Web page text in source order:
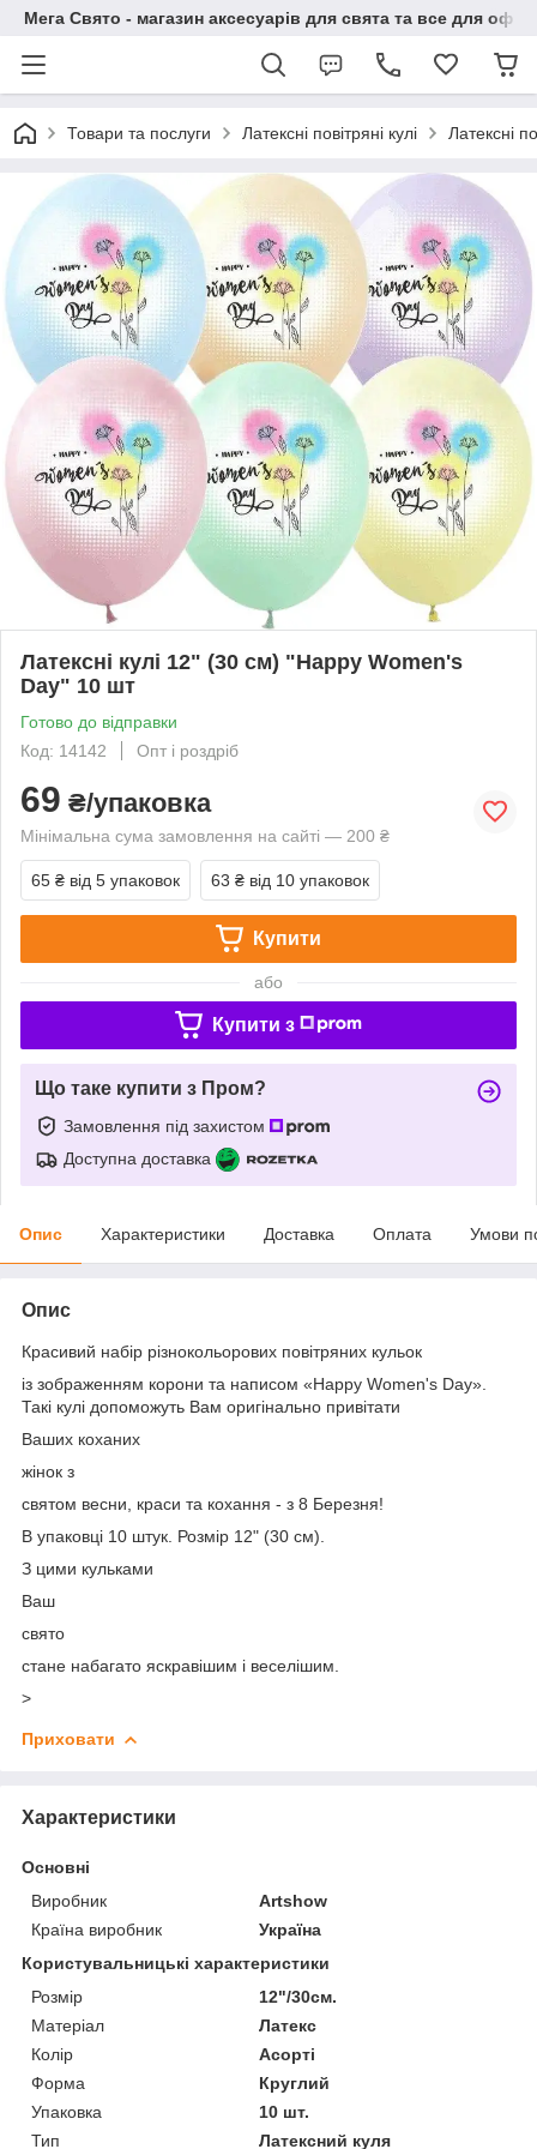
Мега Свято - магазин аксесуарів для свята та все для
Товари та послуги Латексні повітряні кулі Латексні
Латексні кулі 12" (30 см) "Happy Women's
Day" 10 шт
Готово до відправки
Код: 14142
Опт і роздріб
69 ₴/упаковка
Мінімальна сума замовлення на сайті — 200 ₴
65 ₴ від 5 упаковок 63 ₴ від 10 упаковок
Купити
або
Купити з
Що таке купити з Пром?
Замовлення під захистом
Доступна доставка
Опис Характеристики Доставка Оплата Умови
Опис
Красивий набір різнокольорових повітряних кульок
із зображенням корони та написом «Happy Women's Day».
Такі кулі допоможуть Вам оригінально привітати
Ваших коханих
жінок з
святом весни, краси та кохання - з 8 Березня!
В упаковці 10 штук. Розмір 12" (30 см).
З цими кульками
Ваш
свято
стане набагато яскравішим і веселішим.
>
Приховати
Характеристики
Основні
Виробник
Artshow
Країна виробник
Україна
Користувальницькі характеристики
Розмір
12"/30см.
Матеріал
Латекс
Колір
Асорті
Форма
Круглий
Упаковка
10 шт.
Тип
Латексний куля